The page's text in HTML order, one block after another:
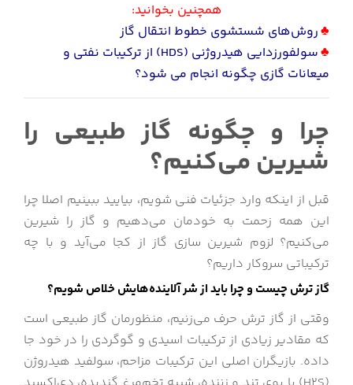
همچنین بخوانید:
♣روش‌های شستشوی خطوط انتقال گاز
♣
سولفورزدایی هیدروژنی (HDS) از ترکیبات نفتی و
میعانات گازی چگونه انجام می شود؟
چرا و چگونه گاز طبیعی را
شیرین می‌کنیم؟
قبل از اینکه وارد جزئیات فنی شویم، بیایید ببینیم اصلا چرا
این همه زحمت به خودمان می‌دهیم و گاز را شیرین
می‌کنیم؟ لزوم شیرین سازی گاز از کجا می‌آید و با چه
ترکیباتی سروکار داریم؟
گاز ترش چیست و چرا باید از شر آلاینده‌هایش خلاص شویم؟
وقتی از گاز ترش حرف می‌زنیم، منظورمان گاز طبیعی است
که مقادیر زیادی از ترکیبات اسیدی و گوگردی را در خود جا
داده. بازیگران اصلی این ترکیبات مزاحم، سولفید هیدروژن